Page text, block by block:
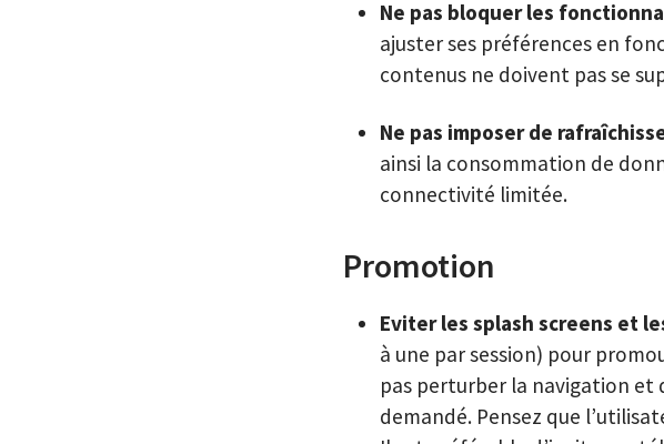
Ne pas bloquer les
ajuster ses préférences en
contenus ne doivent pas se
Ne pas imposer de
ainsi la consommation de
connectivité limitée.
Promotion
Eviter les splash screens et
à une par session) pour
pas perturber la navigation et
demandé. Pensez que